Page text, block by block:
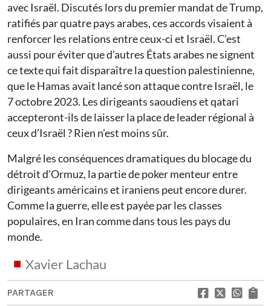
avec Israël. Discutés lors du premier mandat de Trump,
ratifiés par quatre pays arabes, ces accords visaient à
renforcer les relations entre ceux-ci et Israël. C’est
aussi pour éviter que d’autres États arabes ne signent
ce texte qui fait disparaître la question palestinienne,
que le Hamas avait lancé son attaque contre Israël, le
7 octobre 2023. Les dirigeants saoudiens et qatari
accepteront-ils de laisser la place de leader régional à
ceux d’Israël ? Rien n’est moins sûr.
Malgré les conséquences dramatiques du blocage du
détroit d’Ormuz, la partie de poker menteur entre
dirigeants américains et iraniens peut encore durer.
Comme la guerre, elle est payée par les classes
populaires, en Iran comme dans tous les pays du
monde.
Xavier Lachau
PARTAGER